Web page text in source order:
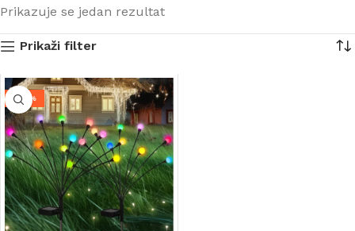
Prikazuje se jedan rezultat
Prikaži filter
-49%